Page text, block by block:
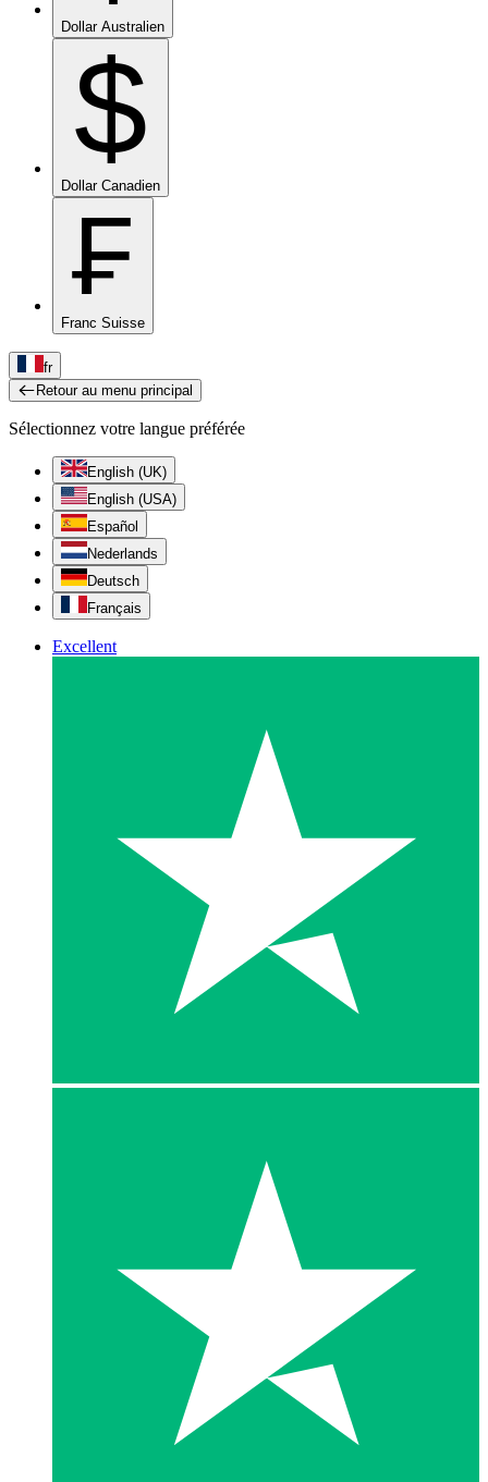
Dollar Australien
$
Dollar Canadien
₣
Franc Suisse
fr
Retour au menu principal
Sélectionnez votre langue préférée
English (UK)
English (USA)
Español
Nederlands
Deutsch
Français
Excellent